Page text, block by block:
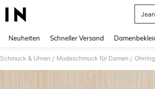
Neuheiten Schneller Versand
Schmuck & Uhren / Modeschmuck für Damen /